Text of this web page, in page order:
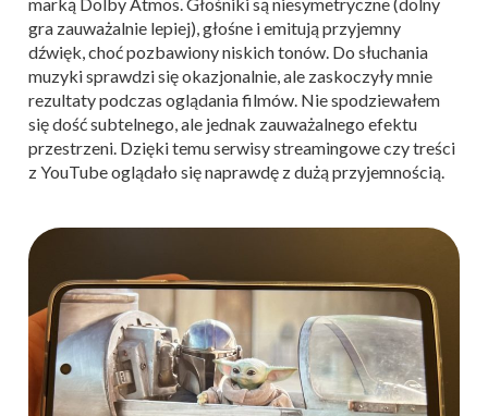
gra zauważalnie lepiej), głośne i emitują przyjemny
dźwięk, choć pozbawiony niskich tonów. Do słuchania
muzyki sprawdzi się okazjonalnie, ale zaskoczyły mnie
rezultaty podczas oglądania filmów. Nie spodziewałem
się dość subtelnego, ale jednak zauważalnego efektu
przestrzeni. Dzięki temu serwisy streamingowe czy treści
z YouTube oglądało się naprawdę z dużą przyjemnością.